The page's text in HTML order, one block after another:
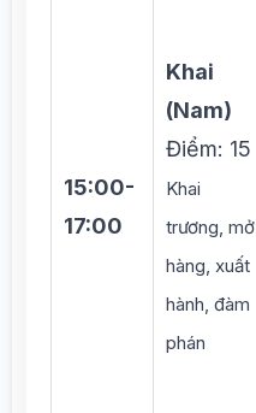
15:00-
17:00
Khai
(Nam)
Điểm: 15
Khai
trương, mở
hàng, xuất
hành, đàm
phán